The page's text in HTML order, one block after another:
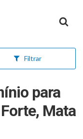
Filtrar
para
Mata